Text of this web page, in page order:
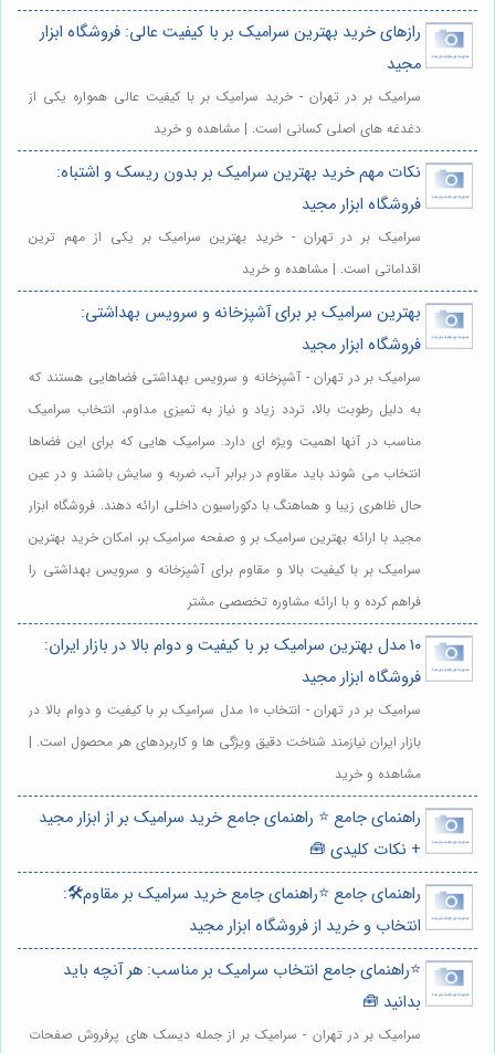
رازهای خرید بهترین سرامیک بر با کیفیت عالی: فروشگاه ابزار
مجید
سرامیک بر در تهران - خرید سرامیک بر با کیفیت عالی همواره یکی از
دغدغه های اصلی کسانی است. | مشاهده و خرید
نکات مهم خرید بهترین سرامیک بر بدون ریسک و اشتباه:
فروشگاه ابزار مجید
سرامیک بر در تهران - خرید بهترین سرامیک بر یکی از مهم ترین
اقداماتی است. | مشاهده و خرید
بهترین سرامیک بر برای آشپزخانه و سرویس بهداشتی:
فروشگاه ابزار مجید
سرامیک بر در تهران - آشپزخانه و سرویس بهداشتی فضاهایی هستند که
به دلیل رطوبت بالا، تردد زیاد و نیاز به تمیزی مداوم، انتخاب سرامیک
مناسب در آنها اهمیت ویژه ای دارد. سرامیک هایی که برای این فضاها
انتخاب می شوند باید مقاوم در برابر آب، ضربه و سایش باشند و در عین
حال ظاهری زیبا و هماهنگ با دکوراسیون داخلی ارائه دهند. فروشگاه ابزار
مجید با ارائه بهترین سرامیک بر و صفحه سرامیک بر، امکان خرید بهترین
سرامیک بر با کیفیت بالا و مقاوم برای آشپزخانه و سرویس بهداشتی را
فراهم کرده و با ارائه مشاوره تخصصی مشتر
۱۰ مدل بهترین سرامیک بر با کیفیت و دوام بالا در بازار ایران:
فروشگاه ابزار مجید
سرامیک بر در تهران - انتخاب ۱۰ مدل سرامیک بر با کیفیت و دوام بالا در
بازار ایران نیازمند شناخت دقیق ویژگی ها و کاربردهای هر محصول است. |
مشاهده و خرید
راهنمای جامع ⭐️ راهنمای جامع خرید سرامیک بر از ابزار مجید
+ نکات کلیدی 🧰
راهنمای جامع ⭐️راهنمای جامع خرید سرامیک بر مقاوم🛠️:
انتخاب و خرید از فروشگاه ابزار مجید
⭐️راهنمای جامع انتخاب سرامیک بر مناسب: هر آنچه باید
بدانید 🧰
سرامیک بر در تهران - سرامیک بر از جمله دیسک های پرفروش صفحات